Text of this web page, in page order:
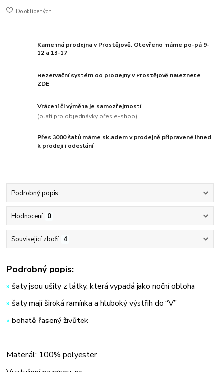
Do oblíbených
Kamenná prodejna v Prostějově. Otevřeno máme po-pá 9-
12 a 13-17
Rezervační systém do prodejny v Prostějově naleznete
ZDE
Vrácení či výměna je samozřejmostí
(platí pro objednávky přes e-shop)
Přes 3000 šatů máme skladem v prodejně připravené ihned
k prodeji i odeslání
Podrobný popis:
Hodnocení 0
Související zboží 4
Podrobný popis:
» šaty jsou ušity z látky, která vypadá jako noční obloha
» šaty mají široká ramínka a hluboký výstřih do “V”
» bohatě řasený živůtek
Materiál: 100% polyester